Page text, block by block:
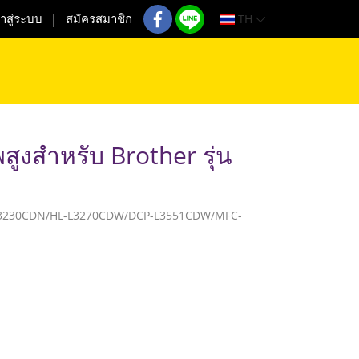
สู่ระบบ สมัครสมาชิก TH
งสำหรับ Brother รุ่น
HL-L3270CDW/DCP-L3551CDW/MFC-